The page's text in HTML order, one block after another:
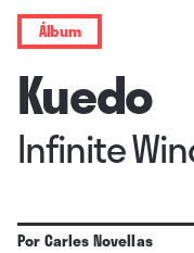
Álbum
Kuedo
Infinite
PorCarles Novellas